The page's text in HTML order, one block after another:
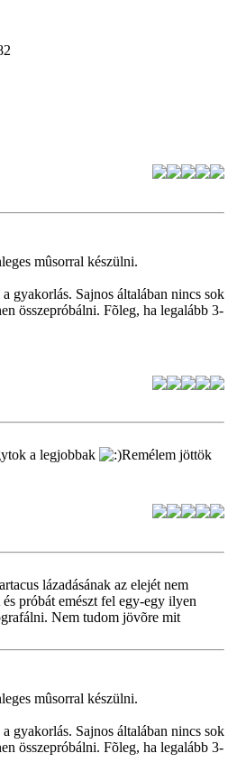
mûsorral készülni.
gyakorlás. Sajnos általában nincs sok
összepróbálni. Fõleg, ha legalább 3-
a legjobbak
Remélem jöttök
lázadásának az elejét nem
próbát emészt fel egy-egy ilyen
Nem tudom jövõre mit
mûsorral készülni.
gyakorlás. Sajnos általában nincs sok
összepróbálni. Fõleg, ha legalább 3-